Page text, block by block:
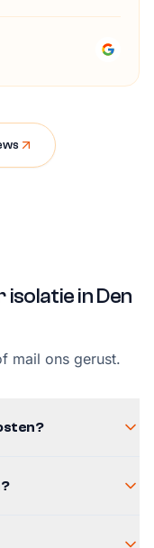
in Den
mail ons gerust.